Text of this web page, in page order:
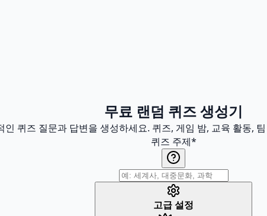
무료 랜덤 퀴즈 생성기
퀴즈 질문과 답변을 생성하세요. 퀴즈, 게임 밤, 교육 활동,
퀴즈 주제*
고급 설정